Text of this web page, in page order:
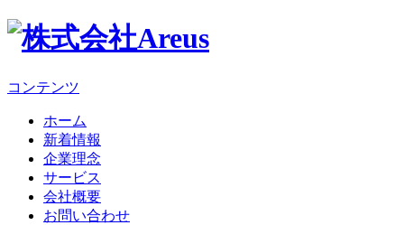
コンテンツ
ホーム
新着情報
企業理念
サービス
会社概要
お問い合わせ